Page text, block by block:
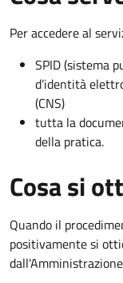
Per accedere al
SPID (sistema
d’identità
(CNS)
tutta la
della pratica.
Cosa si
Quando il
positivamente si